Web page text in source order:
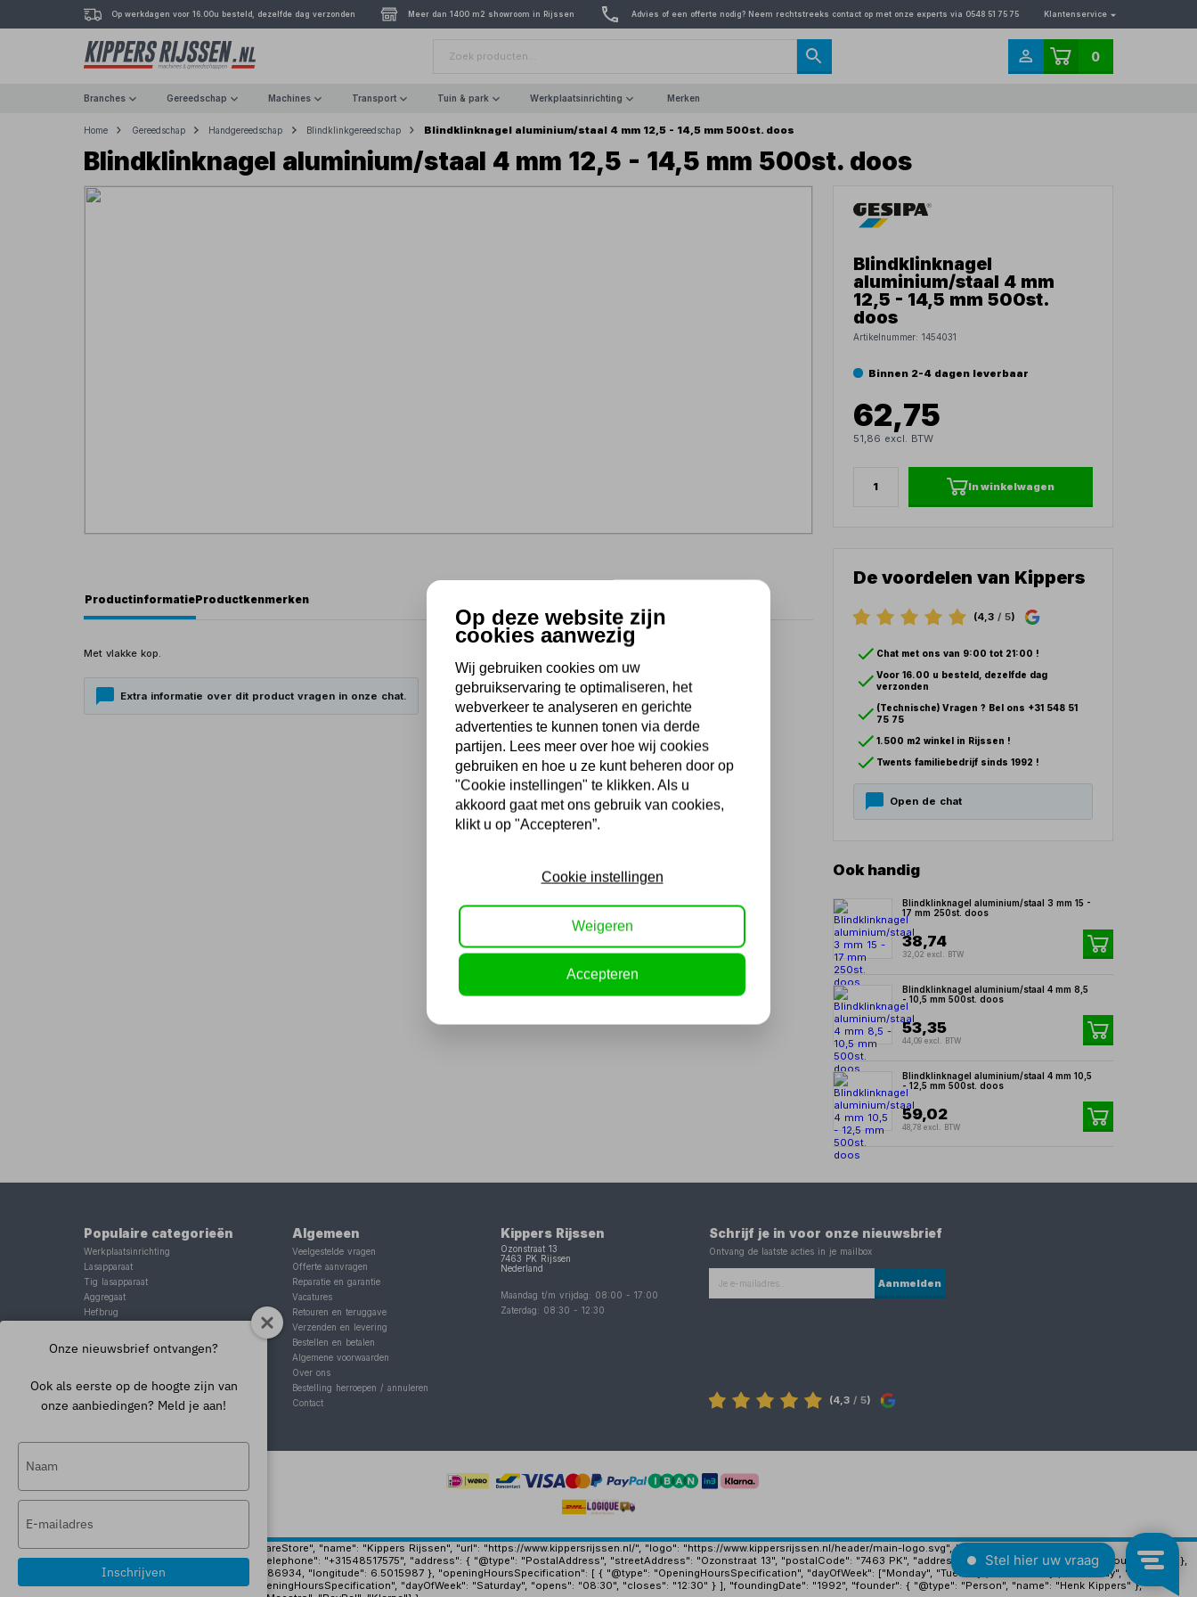
Op werkdagen voor 16.00u besteld, dezelfde dag verzonden Meer dan 1400 m2 showroom in Rijssen Advies of een offerte nodig? Neem rechtstreeks contact op met onze experts via 0548 51 75 75 Klantenservice
0
Branches Gereedschap Machines Transport Tuin & park Werkplaatsinrichting Merken
Home Gereedschap Handgereedschap Blindklinkgereedschap Blindklinknagel aluminium/staal 4 mm 12,5 - 14,5 mm 500st. doos
Blindklinknagel aluminium/staal 4 mm 12,5 - 14,5 mm 500st. doos
ProductinformatieProductkenmerken
Met vlakke kop.
Extra informatie over dit product vragen in onze chat.
Blindklinknagel
aluminium/staal 4 mm
12,5 - 14,5 mm 500st.
doos
Artikelnummer:1454031
Binnen 2-4 dagen leverbaar
62,75
51,86 excl. BTW
In winkelwagen
De voordelen van Kippers
(4,3/ 5)
Chat met ons van 9:00 tot 21:00 !
Voor 16.00 u besteld, dezelfde dag
verzonden
(Technische) Vragen ? Bel ons +31 548 51
75 75
1.500 m2 winkel in Rijssen !
Twents familiebedrijf sinds 1992 !
Open de chat
Ook handig
Blindklinknagel aluminium/staal 3 mm 15 -
17 mm 250st. doos
38,74
32,02 excl. BTW
Blindklinknagel aluminium/staal 4 mm 8,5
- 10,5 mm 500st. doos
53,35
44,09 excl. BTW
Blindklinknagel aluminium/staal 4 mm 10,5
- 12,5 mm 500st. doos
59,02
48,78 excl. BTW
Populaire categorieën
Werkplaatsinrichting
Lasapparaat
Tig lasapparaat
Aggregaat
Hefbrug
Schaarlift
Algemeen
Veelgestelde vragen
Offerte aanvragen
Reparatie en garantie
Vacatures
Retouren en teruggave
Verzenden en levering
Bestellen en betalen
Algemene voorwaarden
Over ons
Bestelling herroepen / annuleren
Contact
Kippers Rijssen
Ozonstraat 13
7463 PK
Rijssen
Nederland
Maandag t/m vrijdag: 08:00 -17:00
Zaterdag: 08:30 -12:30
Schrijf je in voor onze nieuwsbrief
Ontvang de laatste acties in je mailbox
Aanmelden
(4,3 / 5)
{ "@context": "https://schema.org", "@type": "HardwareStore", "name": "Kippers Rijssen", "url": "https://www.kippersrijssen.nl/", "logo": "https://www.kippersrijssen.nl/header/main-logo.svg", "image":
"https://www.kippersrijssen.nl/img/pand-groot.jpg", "telephone": "+31548517575", "address": { "@type": "PostalAddress", "streetAddress": "Ozonstraat 13", "postalCode": "7463 PK", "addressLocality": "Rijssen", "addressCountry": "NL" },
"geo": { "@type": "GeoCoordinates", "latitude": 52.3186934, "longitude": 6.5015987 }, "openingHoursSpecification": [ { "@type": "OpeningHoursSpecification", "dayOfWeek": ["Monday", "Tuesday", "Wednesday", "Thursday", "Friday"],
"opens": "08:00", "closes": "17:00" }, { "@type": "OpeningHoursSpecification", "dayOfWeek": "Saturday", "opens": "08:30", "closes": "12:30" } ], "foundingDate": "1992", "founder": { "@type": "Person", "name": "Henk Kippers" },
Onze nieuwsbrief ontvangen?
Ook als eerste op de hoogte zijn van
onze aanbiedingen? Meld je aan!
naam
e-
mailadres
in
Inschrijven
Op deze website zijn
cookies aanwezig
Wij gebruiken cookies om uw
gebruikservaring te optimaliseren, het
webverkeer te analyseren en gerichte
advertenties te kunnen tonen via derde
partijen. Lees meer over hoe wij cookies
gebruiken en hoe u ze kunt beheren door op
"Cookie instellingen" te klikken. Als u
akkoord gaat met ons gebruik van cookies,
klikt u op "Accepteren”.
Cookie instellingen
Weigeren
Accepteren